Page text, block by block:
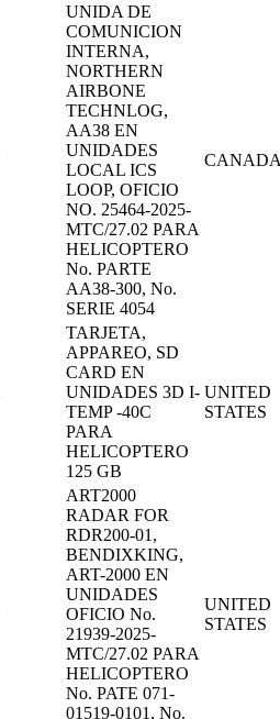
UNIDA DE
COMUNICION
INTERNA,
NORTHERN
AIRBONE
TECHNLOG,
AA38 EN
UNIDADES
LOCAL ICS
LOOP, OFICIO
NO. 25464-2025-
MTC/27.02 PARA
HELICOPTERO
No. PARTE
AA38-300, No.
SERIE 4054
TARJETA,
APPAREO, SD
CARD EN
UNIDADES 3D I-
TEMP -40C
PARA
HELICOPTERO
125 GB
UNITED
STATES
ART2000
RADAR FOR
RDR200-01,
BENDIXKING,
ART-2000 EN
UNIDADES
OFICIO No.
21939-2025-
MTC/27.02 PARA
HELICOPTERO
No. PATE 071-
01519-0101, No.
UNITED
STATES